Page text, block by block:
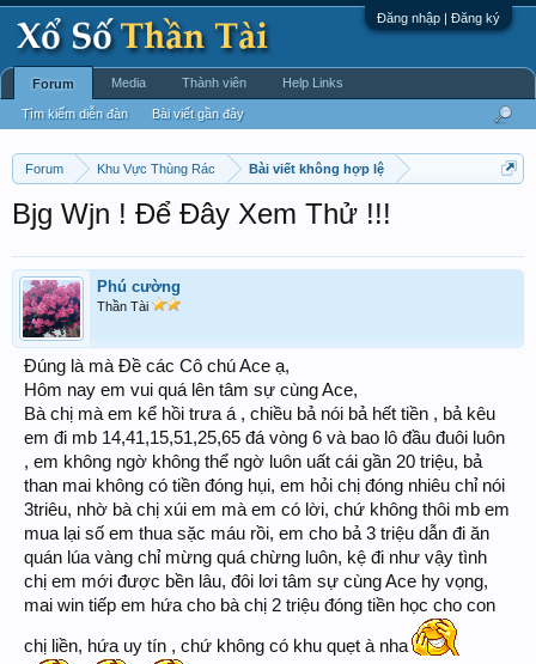
Đăng nhập | Đăng ký
Forum Khu Vực Thùng Rác Bài viết không hợp lệ
Bjg Wjn ! Để Đây Xem Thử !!!
Phú cường
Thần Tài
Đúng là mà Đề các Cô chú Ace ạ,
Hôm nay em vui quá lên tâm sự cùng Ace,
Bà chị mà em kể hồi trưa á , chiều bả nói bả hết tiền , bả kêu
em đi mb 14,41,15,51,25,65 đá vòng 6 và bao lô đầu đuôi luôn
, em không ngờ không thể ngờ luôn uất cái gần 20 triệu, bả
than mai không có tiền đóng hụi, em hỏi chị đóng nhiêu chỉ nói
3triêu, nhờ bà chị xúi em mà em có lời, chứ không thôi mb em
mua lại số em thua sặc máu rồi, em cho bả 3 triệu dẫn đi ăn
quán lúa vàng chỉ mừng quá chừng luôn, kệ đi như vậy tình
chị em mới được bền lâu, đôi lơi tâm sự cùng Ace hy vọng,
mai win tiếp em hứa cho bà chị 2 triệu đóng tiền học cho con
chị liền, hứa uy tín , chứ không có khu quẹt à nha
Forum
Tìm kiếm diễn đàn Bài viết gần đây
Media Thành viên Help Links